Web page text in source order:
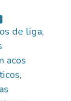
de liga,
acos